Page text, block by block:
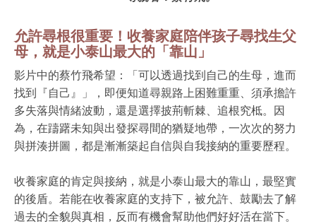
允許尋根很重要！收養家庭陪伴孩子尋找生父
母，就是小泰山最大的「靠山」
影片中的蔡竹飛希望：「可以透過找到自己的生母，進而
找到『自己』」，即便知道尋親路上困難重重、須承擔許
多失落與情緒波動，還是選擇披荊斬棘、追根究柢。因
為，在躊躇未知與出發探尋間的猶疑地帶，一次次的努力
與拼湊拼圖，都是漸漸築起自信與自我接納的重要歷程。
收養家庭的肯定與接納，就是小泰山最大的靠山，最堅實
的後盾。若能在收養家庭的支持下，被允許、鼓勵去了解
過去的全貌與真相，反而有機會幫助他們好好活在當下。